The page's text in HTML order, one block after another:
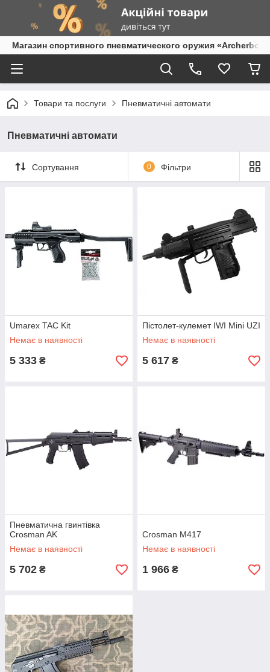
Магазин спортивного пневматического оружия
Товари та послуги Пневматичні автомати
Пневматичні автомати
Сортування 0 Фільтри
Umarex TAC Kit
Немає в наявності
5 333 ₴
Пістолет-кулемет IWI Mini UZI
Немає в наявності
5 617 ₴
Пневматична гвинтівка
Crosman AK
Немає в наявності
5 702 ₴
Crosman M417
Немає в наявності
1 966 ₴